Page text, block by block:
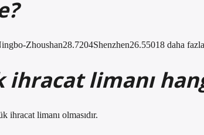
Zhoushan28.7204Shenzhen26.55018 daha fazla
ihracat limanı
ihracat limanı olmasıdır.